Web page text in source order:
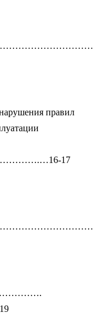
правил
17